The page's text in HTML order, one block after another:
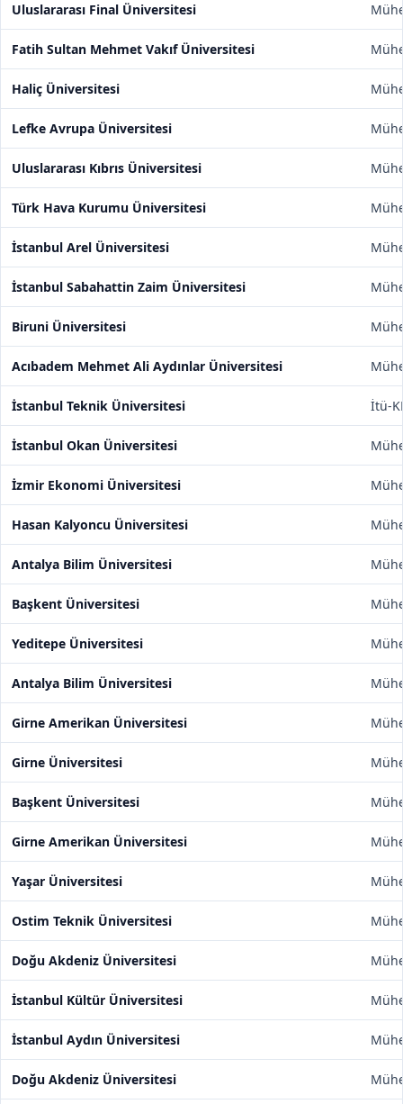
Uluslararası Final Üniversitesi
Fatih Sultan Mehmet Vakıf Üniversitesi
Haliç Üniversitesi
Lefke Avrupa Üniversitesi
Uluslararası Kıbrıs Üniversitesi
Türk Hava Kurumu Üniversitesi
İstanbul Arel Üniversitesi
İstanbul Sabahattin Zaim Üniversitesi
Biruni Üniversitesi
Acıbadem Mehmet Ali Aydınlar Üniversitesi
İstanbul Teknik Üniversitesi İtü-
İstanbul Okan Üniversitesi
İzmir Ekonomi Üniversitesi
Hasan Kalyoncu Üniversitesi
Antalya Bilim Üniversitesi
Başkent Üniversitesi
Yeditepe Üniversitesi
Antalya Bilim Üniversitesi
Girne Amerikan Üniversitesi
Girne Üniversitesi
Başkent Üniversitesi
Girne Amerikan Üniversitesi
Yaşar Üniversitesi
Ostim Teknik Üniversitesi
Doğu Akdeniz Üniversitesi
İstanbul Kültür Üniversitesi
İstanbul Aydın Üniversitesi
Doğu Akdeniz Üniversitesi